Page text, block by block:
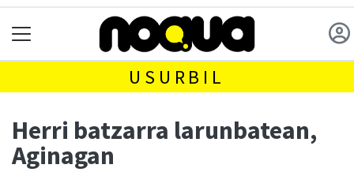
USURBIL
Herri batzarra larunbatean,
Aginagan